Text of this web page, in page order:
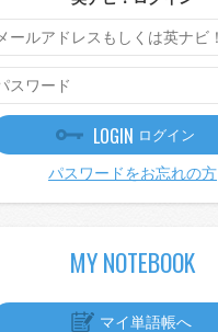
LOGIN ログイン
パスワードをお忘れの方
MY NOTEBOOK
マイ単語帳へ